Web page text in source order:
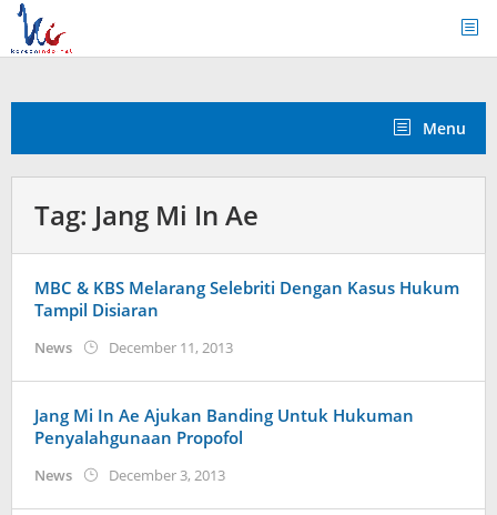
Skip
content
Menu
Tag: Jang Mi In Ae
MBC & KBS Melarang Selebriti Dengan Kasus Hukum
Tampil Disiaran
News December 11, 2013by
Jang Mi In Ae Ajukan Banding Untuk Hukuman
Penyalahgunaan Propofol
News December 3, 2013by